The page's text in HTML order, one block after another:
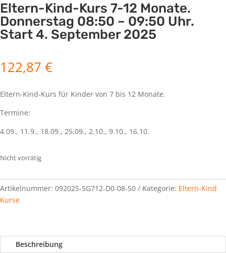
Eltern-Kind-Kurs 7-12 Monate.
Donnerstag 08:50 – 09:50 Uhr.
Start 4. September 2025
122,87 €
Eltern-Kind-Kurs für Kinder von 7 bis 12 Monate.
Termine:
4.09., 11.9., 18.09., 25.09., 2.10., 9.10., 16.10.
Nicht vorrätig
Artikelnummer: 092025-SG712-D0-08-50 Kategorie: Eltern-Kind
Kurse
Beschreibung